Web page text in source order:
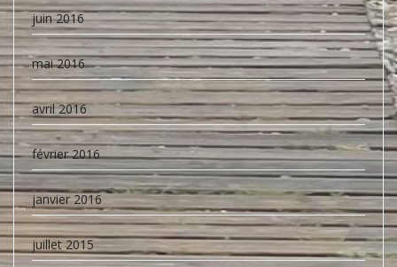
juin 2016
mai 2016
avril 2016
février 2016
janvier 2016
juillet 2015